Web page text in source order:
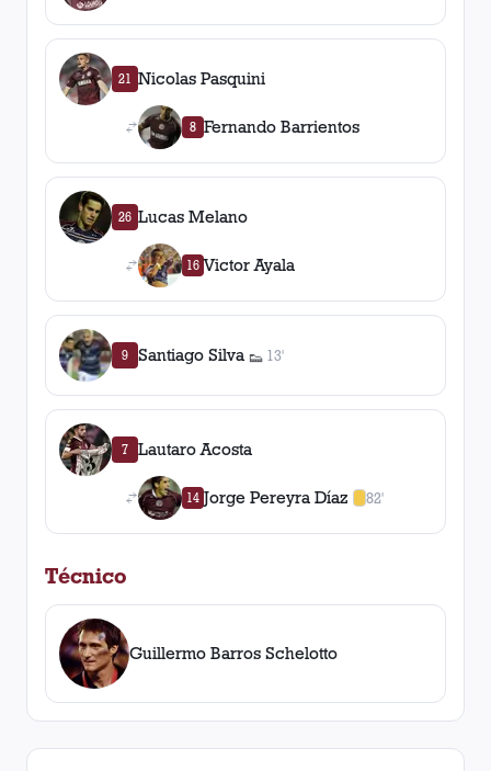
21 Nicolas Pasquini
8 Fernando Barrientos
26 Lucas Melano
16 Victor Ayala
9 Santiago Silva 👟
1asistencia
13'
7 Lautaro Acosta
14 Jorge Pereyra Díaz 82'
1amarilla
Técnico
Guillermo Barros Schelotto